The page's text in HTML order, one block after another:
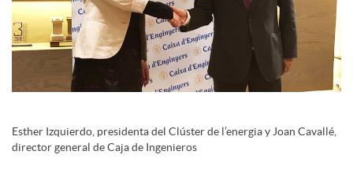
s
Esther Izquierdo, presidenta del Clúster de l’energia y Joan Cavallé,
director general de Caja de Ingenieros